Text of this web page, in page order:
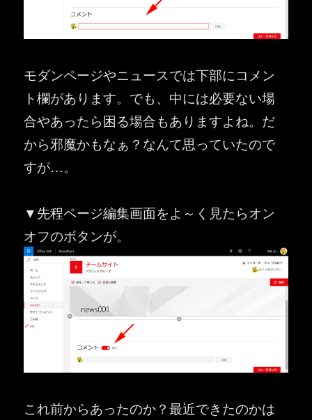
モダンページやニュースでは下部にコメン
ト欄があります。でも、中には必要ない場
合やあったら困る場合もありますよね。だ
から邪魔かもなぁ？なんて思っていたので
すが…。
▼先程ページ編集画面をよ～く見たらオン
オフのボタンが。
これ前からあったのか？最近できたのかは